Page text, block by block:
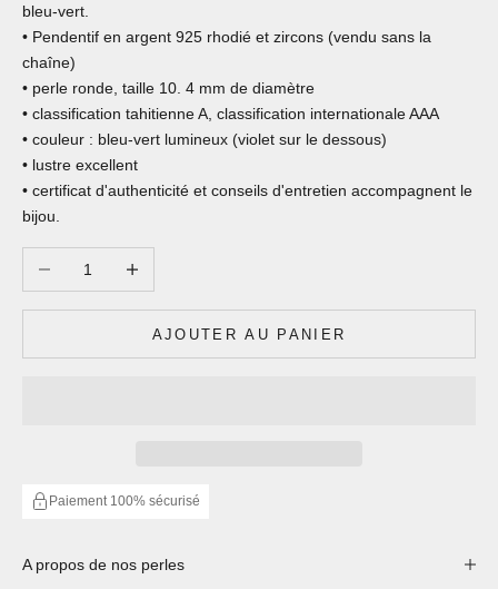
bleu-vert.
• Pendentif en argent 925 rhodié et zircons (vendu sans la
chaîne)
• perle ronde, taille 10. 4 mm de diamètre
• classification tahitienne A, classification internationale AAA
• couleur : bleu-vert lumineux (violet sur le dessous)
• lustre excellent
• certificat d'authenticité et conseils d'entretien accompagnent le
bijou.
AJOUTER AU PANIER
Paiement 100% sécurisé
A propos de nos perles